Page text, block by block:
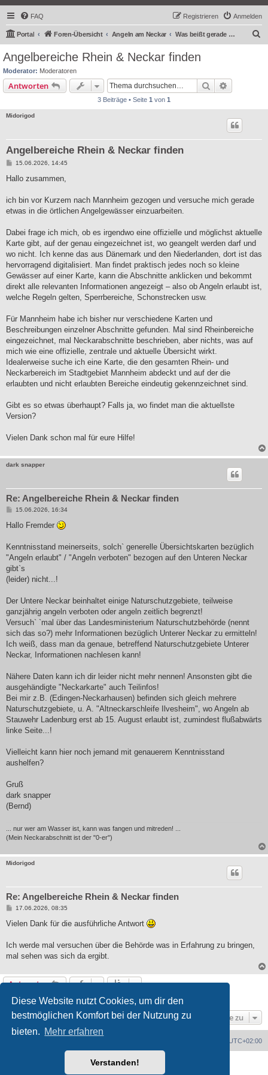
Diese Website nutzt Cookies, um dir den
bestmöglichen Komfort bei der Nutzung zu
bieten. Mehr erfahren
Verstanden!
FAQ Anmelden
Registrieren
Portal Foren-Übersicht Angeln am Neckar Was beißt gerade am Neckar
Angelbereiche Rhein & Neckar finden
Moderator: Moderatoren
Antworten Suche
3 Beiträge • Seite 1 von 1
Midorigod
Angelbereiche Rhein & Neckar finden
B
i
a
15.06.2026, 14:45
Hallo zusammen,
ich bin vor Kurzem nach Mannheim gezogen und versuche mich gerade
etwas in die örtlichen Angelgewässer einzuarbeiten.
Dabei frage ich mich, ob es irgendwo eine offizielle und möglichst aktuelle
Karte gibt, auf der genau eingezeichnet ist, wo geangelt werden darf und
wo nicht. Ich kenne das aus Dänemark und den Niederlanden, dort ist das
hervorragend digitalisiert. Man findet praktisch jedes noch so kleine
Gewässer auf einer Karte, kann die Abschnitte anklicken und bekommt
direkt alle relevanten Informationen angezeigt – also ob Angeln erlaubt ist,
welche Regeln gelten, Sperrbereiche, Schonstrecken usw.
Für Mannheim habe ich bisher nur verschiedene Karten und
Beschreibungen einzelner Abschnitte gefunden. Mal sind Rheinbereiche
eingezeichnet, mal Neckarabschnitte beschrieben, aber nichts, was auf
mich wie eine offizielle, zentrale und aktuelle Übersicht wirkt.
Idealerweise suche ich eine Karte, die den gesamten Rhein- und
Neckarbereich im Stadtgebiet Mannheim abdeckt und auf der die
erlaubten und nicht erlaubten Bereiche eindeutig gekennzeichnet sind.
Gibt es so etwas überhaupt? Falls ja, wo findet man die aktuellste
Version?
Vielen Dank schon mal für eure Hilfe!
dark snapper
Re: Angelbereiche Rhein & Neckar finden
B
i
a
15.06.2026, 16:34
Hallo Fremder
Kenntnisstand meinerseits, solch` generelle Übersichtskarten bezüglich
"Angeln erlaubt" / "Angeln verboten" bezogen auf den Unteren Neckar
gibt`s
(leider) nicht...!
Der Untere Neckar beinhaltet einige Naturschutzgebiete, teilweise
ganzjährig angeln verboten oder angeln zeitlich begrenzt!
Versuch` `mal über das Landesministerium Naturschutzbehörde (nennt
sich das so?) mehr Informationen bezüglich Unterer Neckar zu ermitteln!
Ich weiß, dass man da genaue, betreffend Naturschutzgebiete Unterer
Neckar, Informationen nachlesen kann!
Nähere Daten kann ich dir leider nicht mehr nennen! Ansonsten gibt die
ausgehändigte "Neckarkarte" auch Teilinfos!
Bei mir z.B. (Edingen-Neckarhausen) befinden sich gleich mehrere
Naturschutzgebiete, u. A. "Altneckarschleife Ilvesheim", wo Angeln ab
Stauwehr Ladenburg erst ab 15. August erlaubt ist, zumindest flußabwärts
linke Seite...!
Vielleicht kann hier noch jemand mit genauerem Kenntnisstand
aushelfen?
Gruß
dark snapper
(Bernd)
... nur wer am Wasser ist, kann was fangen und mitreden! ...
(Mein Neckarabschnitt ist der "0-er")
Midorigod
Re: Angelbereiche Rhein & Neckar finden
B
i
a
17.06.2026, 08:35
Vielen Dank für die ausführliche Antwort
Ich werde mal versuchen über die Behörde was in Erfahrung zu bringen,
mal sehen was sich da ergibt.
Antworten
3 Beiträge • Seite1 von 1
Gehe zu
UTC+02:00
Powered byphpBB® Forum Software © phpBB Limited
Deutsche Übersetzung durchphpBB.de